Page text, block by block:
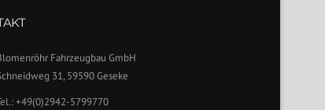
Fahrzeugbau GmbH
31, 59590 Geseke
+49(0)2942-5799770